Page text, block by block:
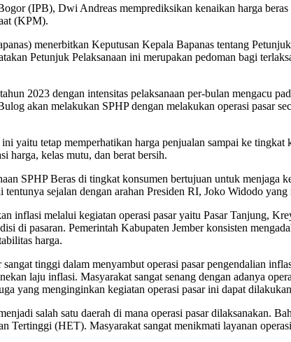
(IPB), Dwi Andreas memprediksikan kenaikan harga
(KPM).
menerbitkan Keputusan Kepala Bapanas tentang
Petunjuk Pelaksanaan ini merupakan pedoman bagi
2023 dengan intensitas pelaksanaan per-bulan mengacu
akan melakukan SPHP dengan melakukan operasi pasar
yaitu tetap memperhatikan harga penjualan sampai ke
harga, kelas mutu, dan berat bersih.
SPHP Beras di tingkat konsumen bertujuan untuk menjaga
sejalan dengan arahan Presiden RI, Joko Widodo
inflasi melalui kegiatan operasi pasar yaitu Pasar Tanjung,
di pasaran. Pemerintah Kabupaten Jember konsisten
harga.
tinggi dalam menyambut operasi pasar pengendalian
laju inflasi. Masyarakat sangat senang dengan adanya
yang menginginkan kegiatan operasi pasar ini dapat
salah satu daerah di mana operasi pasar dilaksanakan.
Tertinggi (HET). Masyarakat sangat menikmati layanan